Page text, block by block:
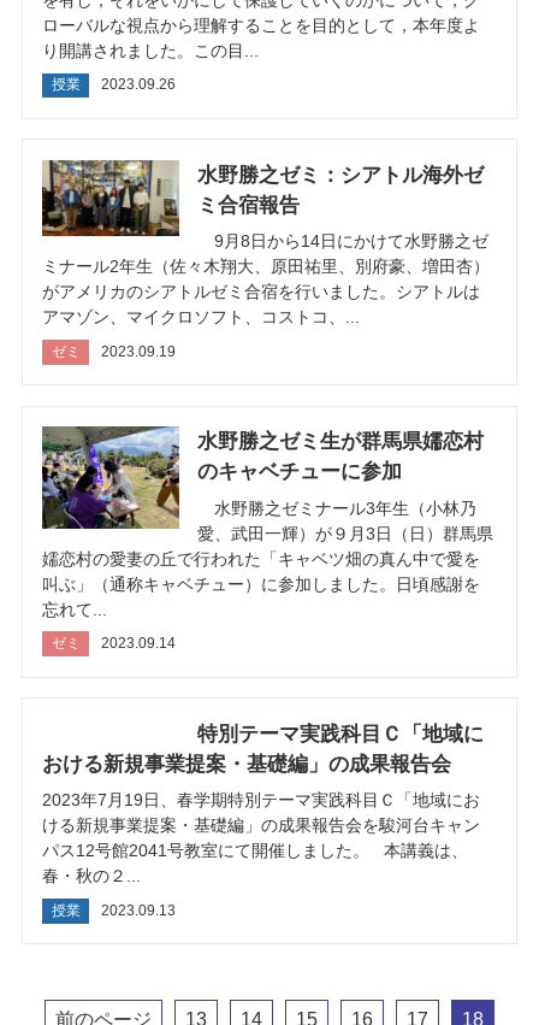
ローバルな視点から理解することを目的として，本年度よ
り開講されました。この目...
授業 2023.09.26
水野勝之ゼミ：シアトル海外ゼ
ミ合宿報告
9月8日から14日にかけて水野勝之ゼ
ミナール2年生（佐々木翔大、原田祐里、別府豪、増田杏）
がアメリカのシアトルゼミ合宿を行いました。シアトルは
アマゾン、マイクロソフト、コストコ、...
ゼミ 2023.09.19
水野勝之ゼミ生が群馬県嬬恋村
のキャベチューに参加
水野勝之ゼミナール3年生（小林乃
愛、武田一輝）が９月3日（日）群馬県
嬬恋村の愛妻の丘で行われた「キャベツ畑の真ん中で愛を
叫ぶ」（通称キャベチュー）に参加しました。日頃感謝を
忘れて...
ゼミ 2023.09.14
特別テーマ実践科目Ｃ「地域に
おける新規事業提案・基礎編」の成果報告会
2023年7月19日、春学期特別テーマ実践科目Ｃ「地域にお
ける新規事業提案・基礎編」の成果報告会を駿河台キャン
パス12号館2041号教室にて開催しました。 本講義は、
春・秋の２...
授業 2023.09.13
前のページ 13 14 15 16 17 18